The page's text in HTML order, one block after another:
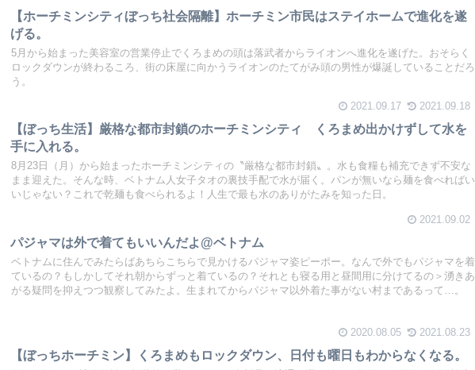
【ホーチミンシティぼっち社会隔離】ホーチミン市民はステイホームで進化を遂
げる。
5月から始まった美容室の営業停止でくろまめの頭は落武者からライオンへ進化を遂げた。おそらく
ロックダウンが終わるころ、街の床屋に向かうライオンのたてがみ頭の男性が爆誕していることだろ
う。
2021.09.17 2021.09.18
【ぼっち生活】厳格な都市封鎖のホーチミンシティ くろまめ出かけずして水を
手に入れる。
8月23日（月）から始まったホーチミンシティの〝厳格な都市封鎖〟。水も食糧も補充できず不安な
まま迎えた。そんな時、ベトナム人女子タオの裏技手配で水が届く。パンが無いなら麺を食べればい
いじゃない？これで乾麺も食べられるよ！人生で最も水のありがたみを知った日。
2021.09.02
パジャマは外で着てもいいんだよ@ベトナム
ベトナムに住んでみたらばあちらこちらで見かけるパジャマ姿ピーポー。なんで外でもパジャマを着
ているの？もしかしてそれ朝からずっと着ているの？それとも寝る用と昼間用に分けてるの＞湧きあ
がる疑問を抑えつつ観察してみたよ。生まれてからパジャマ以外着た事がない村まであるって…。
2020.08.05 2021.08.23
【ぼっちホーチミン】くろまめもロックダウン、日付も曜日もわからなくなる。